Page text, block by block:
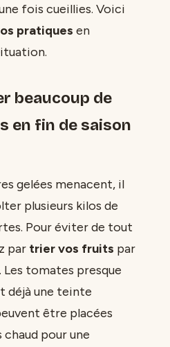
fois cueillies. Voici
pratiques en
beaucoup de
en fin de saison
gelées menacent, il
plusieurs kilos de
Pour éviter de tout
par trier vos fruits par
tomates presque
déjà une teinte
être placées
pour une